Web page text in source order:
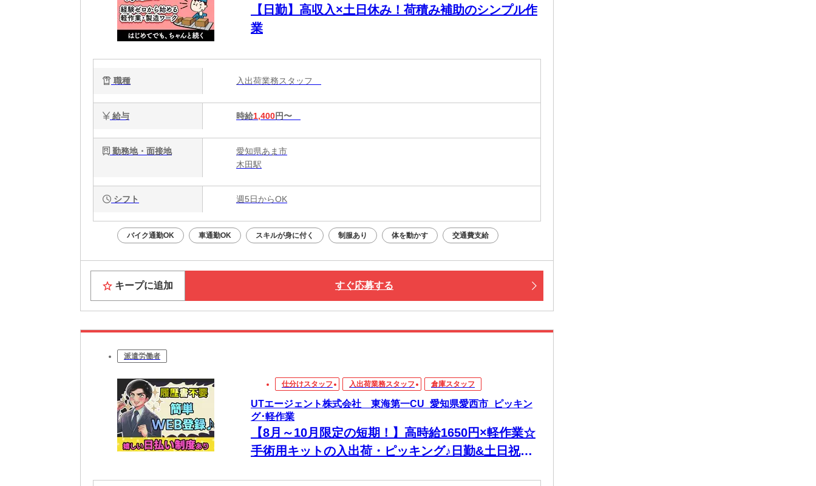
【日勤】高収入×土日休み！荷積み補助のシンプル作
業
職種 入出荷業務スタッフ
給与 時給1,400円〜
勤務地・面接地
愛知県あま市
木田駅
シフト 週5日からOK
バイク通勤OK 車通勤OK スキルが身に付く 制服あり 体を動かす 交通費支給
キープに追加 すぐ応募する
派遣労働者
仕分けスタッフ 入出荷業務スタッフ 倉庫スタッフ
UTエージェント株式会社 東海第一CU_愛知県愛西市_ピッキン
グ･軽作業
【8月～10月限定の短期！】高時給1650円×軽作業☆
手術用キットの入出荷・ピッキング♪日勤&土日祝休